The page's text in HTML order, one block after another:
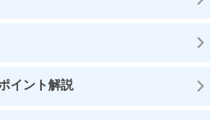
イント解説